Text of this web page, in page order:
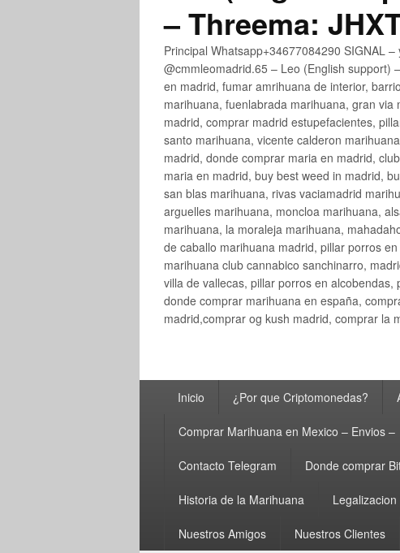
– Threema:
Principal Whatsapp+34677084290 SIGNAL
@cmmleomadrid.65 – Leo (English
en madrid, fumar amrihuana de interior,
marihuana, fuenlabrada marihuana, gran
madrid, comprar madrid estupefacientes,
santo marihuana, vicente calderon
madrid, donde comprar maria en madrid,
maria en madrid, buy best weed in madrid,
san blas marihuana, rivas vaciamadrid
arguelles marihuana, moncloa marihuana,
marihuana, la moraleja marihuana,
de caballo marihuana madrid, pillar porros
marihuana club cannabico sanchinarro,
villa de vallecas, pillar porros en
donde comprar marihuana en españa,
madrid,comprar og kush madrid, comprar la
principalInicio ¿Por que Criptomonedas?
Comprar Marihuana en Mexico – Envios –
Contacto Telegram Donde comprar
Historia de la Marihuana Legalizacion
Nuestros Amigos Nuestros Clientes